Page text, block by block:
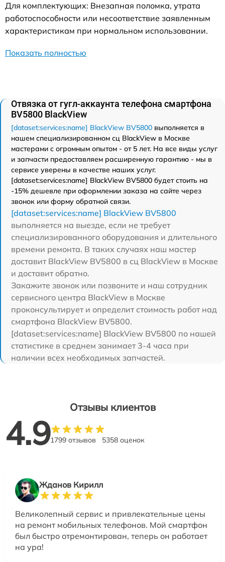
Для комплектующих: Внезапная поломка, утрата
работоспособности или несоответствие заявленным
характеристикам при нормальном использовании.
Показать полностью
Отвязка от гугл-аккаунта телефона смартфона
BV5800 BlackView
[dataset:services:name] BlackView BV5800 выполняется в
нашем специализированном сц BlackView в Москве
мастерами с огромным опытом - от 5 лет. На все виды услуг
и запчасти предоставляем расширенную гарантию - мы в
сервисе уверены в качестве наших услуг.
[dataset:services:name] BlackView BV5800 будет стоить на
-15% дешевле при оформлении заказа на сайте через
звонок или форму обратной связи.
[dataset:services:name] BlackView BV5800
выполняется на выезде, если не требует
специализированного оборудования и длительного
времени ремонта. В таких случаях наш мастер
доставит BlackView BV5800 в сц BlackView в Москве
и доставит обратно.
Закажите звонок или позвоните и наш сотрудник
сервисного центра BlackView в Москве
проконсультирует и определит стоимость работ над
смартфона BlackView BV5800.
[dataset:services:name] BlackView BV5800 по нашей
статистике в среднем занимает 3-4 часа при
наличии всех необходимых запчастей.
Отзывы клиентов
4.91799 отзывов 5358 оценок
Жданов Кирилл
Великолепный сервис и привлекательные цены
на ремонт мобильных телефонов. Мой смартфон
был быстро отремонтирован, теперь он работает
на ура!